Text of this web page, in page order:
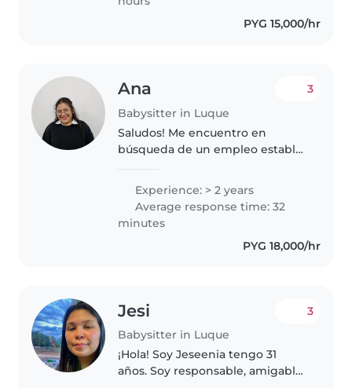
PYG 15,000/hr
Ana
Babysitter in Luque
3
Saludos! Me encuentro en
búsqueda de un empleo estable,
integral infantil, también con un
intercambio cultural como aupair
en Alemania..
Experience: > 2 years
Average response time: 32
minutes
PYG 18,000/hr
Jesi
Babysitter in Luque
3
¡Hola! Soy Jeseenia tengo 31
años. Soy responsable, amigable